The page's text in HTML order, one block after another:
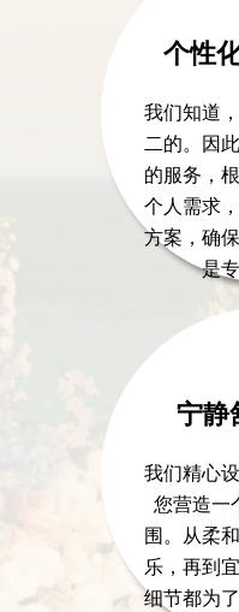
个性
我们知道
二的。因
的服务，
个人需求
方案，确
是
宁静
我们精心
您营造一
围。从柔
乐，再到
细节都为